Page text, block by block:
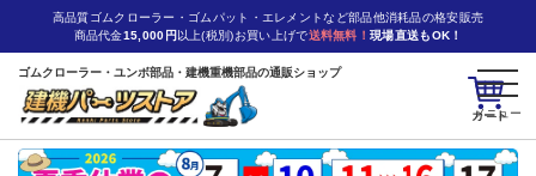
カート
高品質ゴムクローラー・ゴムパット・エレメントなど部品他消耗品の格安販売
商品代金15,000円 以上(税別)お買い上げで送料無料！ 現場直送もOK！
ゴムクローラー・ユンボ部品・建機重機部品の通販ショップ